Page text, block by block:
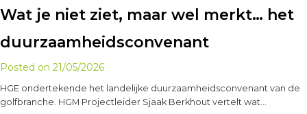
Wat je niet ziet, maar wel merkt… het
duurzaamheidsconvenant
Posted on 21/05/2026
HGE ondertekende het landelijke duurzaamheidsconvenant van de
golfbranche. HGM Projectleider Sjaak Berkhout vertelt wat